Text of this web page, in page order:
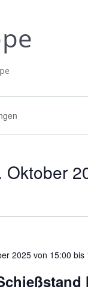
Oktober
2025 von 15:00 bis